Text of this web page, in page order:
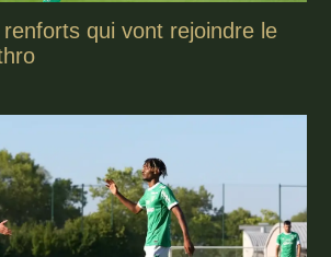
qui vont rejoindre le